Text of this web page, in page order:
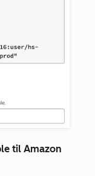
til Amazon